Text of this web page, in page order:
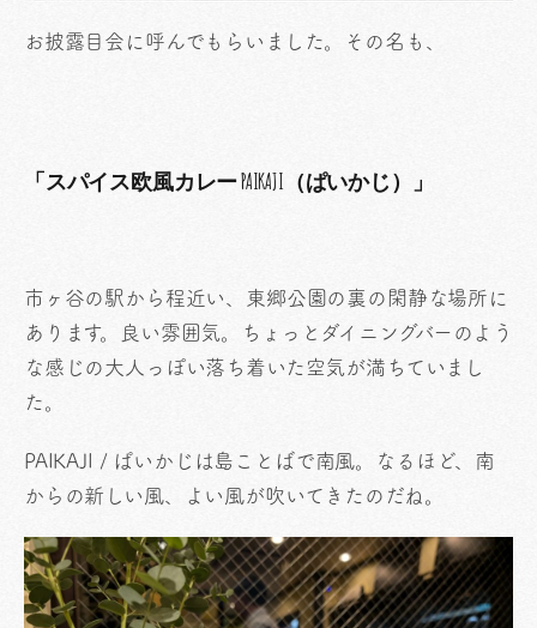
お披露目会に呼んでもらいました。その名も、
「スパイス欧風カレー PAIKAJI（ぱいかじ）」
市ヶ谷の駅から程近い、東郷公園の裏の閑静な場所に
あります。良い雰囲気。ちょっとダイニングバーのよう
な感じの大人っぽい落ち着いた空気が満ちていまし
た。
PAIKAJI / ぱいかじは島ことばで南風。なるほど、南
からの新しい風、よい風が吹いてきたのだね。